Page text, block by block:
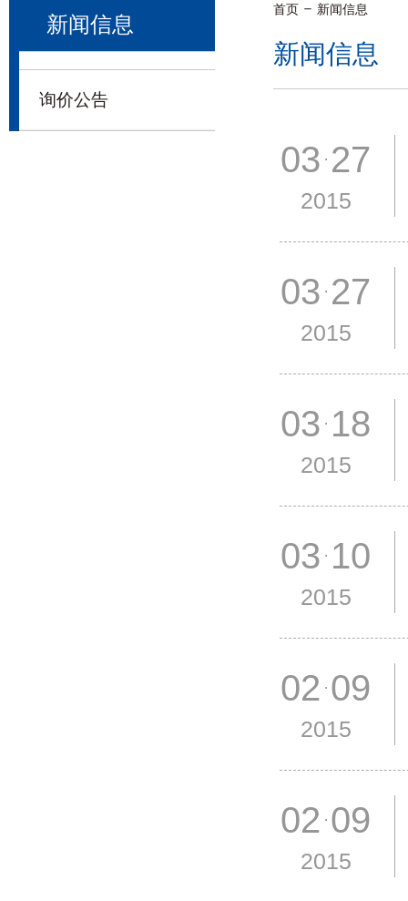
新闻信息
询价公告
首页 新闻信息
新闻信息
03 27
2015
03 27
2015
03 18
2015
03 10
2015
02 09
2015
02 09
2015